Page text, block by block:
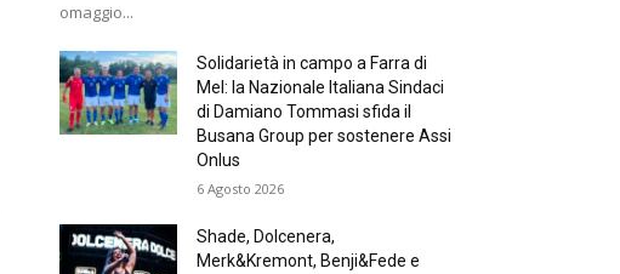
omaggio...
Solidarietà in campo a Farra di
Mel: la Nazionale Italiana Sindaci
di Damiano Tommasi sfida il
Busana Group per sostenere Assi
Onlus
6 Agosto 2026
Shade, Dolcenera,
Merk&Kremont, Benji&Fede e